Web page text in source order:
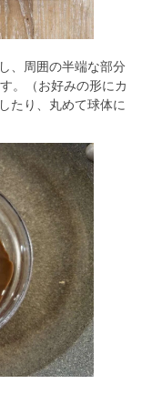
周囲の半端な部分
。（お好みの形にカ
たり、丸めて球体に